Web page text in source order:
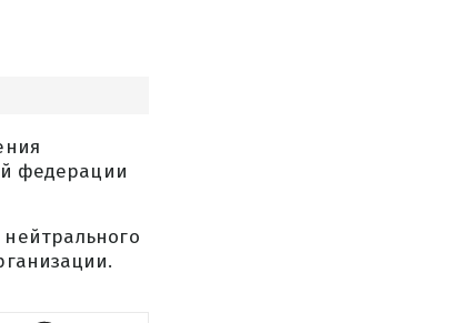
федерации